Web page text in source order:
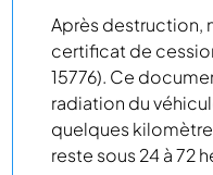
Après destruction,
certificat de
15776). Ce
radiation du
quelques
reste sous 24 à 72